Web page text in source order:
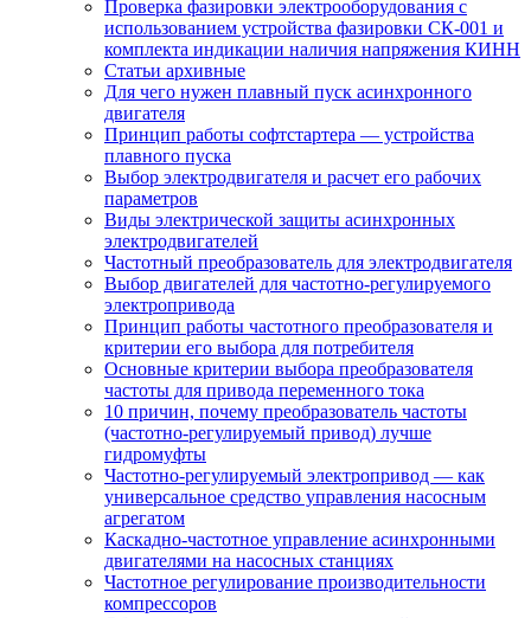
Проверка фазировки электрооборудования с
использованием устройства фазировки СК-001 и
комплекта индикации наличия напряжения КИНН
Статьи архивные
Для чего нужен плавный пуск асинхронного
двигателя
Принцип работы софтстартера — устройства
плавного пуска
Выбор электродвигателя и расчет его рабочих
параметров
Виды электрической защиты асинхронных
электродвигателей
Частотный преобразователь для электродвигателя
Выбор двигателей для частотно-регулируемого
электропривода
Принцип работы частотного преобразователя и
критерии его выбора для потребителя
Основные критерии выбора преобразователя
частоты для привода переменного тока
10 причин, почему преобразователь частоты
(частотно-регулируемый привод) лучше
гидромуфты
Частотно-регулируемый электропривод — как
универсальное средство управления насосным
агрегатом
Каскадно-частотное управление асинхронными
двигателями на насосных станциях
Частотное регулирование производительности
компрессоров